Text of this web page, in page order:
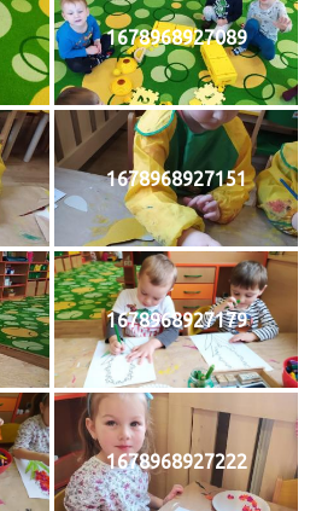
1678968927089
1678968927151
1678968927179
1678968927222